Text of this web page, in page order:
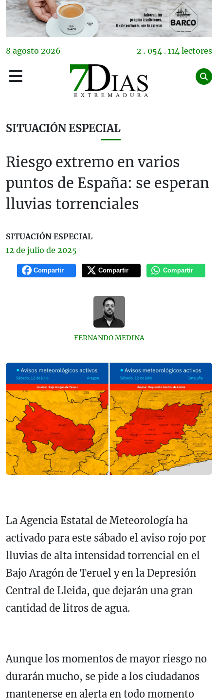
8 agosto 2026 2 . 054 . 114 lectores
SITUACIÓN ESPECIAL
Riesgo extremo en varios
puntos de España: se esperan
lluvias torrenciales
SITUACIÓN ESPECIAL
12 de julio de 2025
Compartir Compartir Compartir
FERNANDO MEDINA
La Agencia Estatal de Meteorología ha
activado para este sábado el aviso rojo por
lluvias de alta intensidad torrencial en el
Bajo Aragón de Teruel y en la Depresión
Central de Lleida, que dejarán una gran
cantidad de litros de agua.
Aunque los momentos de mayor riesgo no
durarán mucho, se pide a los ciudadanos
mantenerse en alerta en todo momento